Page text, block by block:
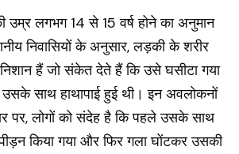
उम्र लगभग 14 से 15 वर्ष होने का अनुमान
निवासियों के अनुसार, लड़की के शरीर
हैं जो संकेत देते हैं कि उसे घसीटा गया
साथ हाथापाई हुई थी। इन अवलोकनों
पर, लोगों को संदेह है कि पहले उसके साथ
किया गया और फिर गला घोंटकर उसकी